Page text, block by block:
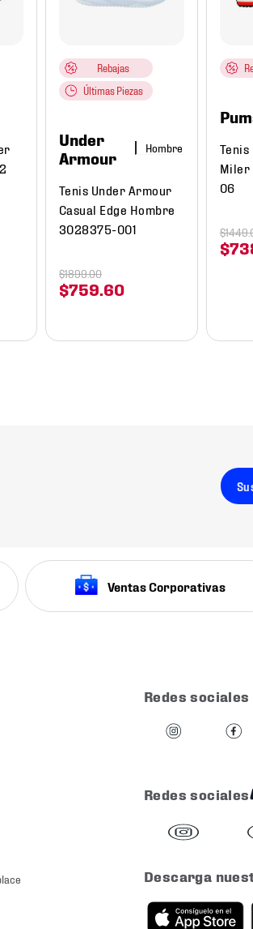
Rebajas
Últimas Piezas
Under
Armour
Hombre
Tenis Under Armour
Casual Edge Hombre
3028375-001
$759 60
$1899.00
Tenis
Miler
06
$
$1449.
Ventas Corporativas
Redes sociales
Redes sociales
Descarga